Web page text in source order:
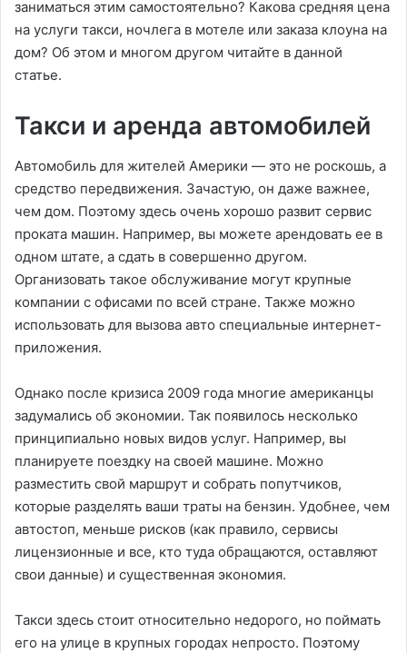
заниматься этим самостоятельно? Какова средняя цена
на услуги такси, ночлега в мотеле или заказа клоуна на
дом? Об этом и многом другом читайте в данной
статье.
Такси и аренда автомобилей
Автомобиль для жителей Америки — это не роскошь, а
средство передвижения. Зачастую, он даже важнее,
чем дом. Поэтому здесь очень хорошо развит сервис
проката машин. Например, вы можете арендовать ее в
одном штате, а сдать в совершенно другом.
Организовать такое обслуживание могут крупные
компании с офисами по всей стране. Также можно
использовать для вызова авто специальные интернет-
приложения.
Однако после кризиса 2009 года многие американцы
задумались об экономии. Так появилось несколько
принципиально новых видов услуг. Например, вы
планируете поездку на своей машине. Можно
разместить свой маршрут и собрать попутчиков,
которые разделять ваши траты на бензин. Удобнее, чем
автостоп, меньше рисков (как правило, сервисы
лицензионные и все, кто туда обращаются, оставляют
свои данные) и существенная экономия.
Такси здесь стоит относительно недорого, но поймать
его на улице в крупных городах непросто. Поэтому